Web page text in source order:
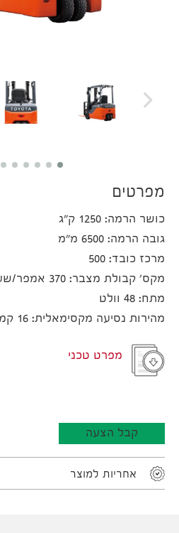
מפרטים
כושר הרמה: 1250 ק"ג
גובה הרמה: 6500 מ"מ
מרכז כובד: 500
מקס' קבולת מצבר: 370 אמפר/שעה
מתח: 48 וולט
מהירות נסיעה מקסימאלית: 16 קמ"ש
מפרט טכני
קבל הצעה
אחריות למוצר